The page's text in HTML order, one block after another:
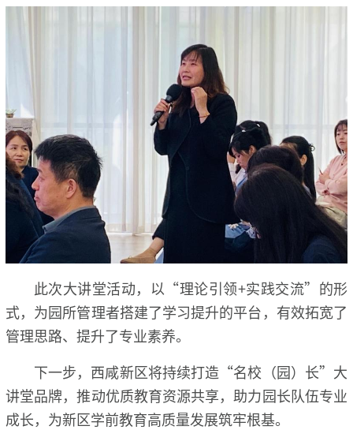
此次大讲堂活动，以“理论引领+实践交流”的形
式，为园所管理者搭建了学习提升的平台，有效拓宽了
管理思路、提升了专业素养。
下一步，西咸新区将持续打造“名校（园）长”大
讲堂品牌，推动优质教育资源共享，助力园长队伍专业
成长，为新区学前教育高质量发展筑牢根基。